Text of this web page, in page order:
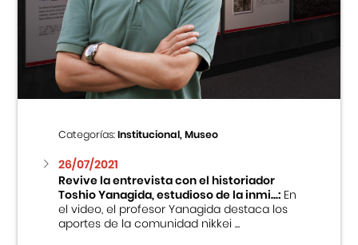
Categorías:Institucional, Museo
26/07/2021
Revive la entrevista con el historiador
Toshio Yanagida, estudioso de la inmi...:En
el video, el profesor Yanagida destaca los
aportes de la comunidad nikkei ...